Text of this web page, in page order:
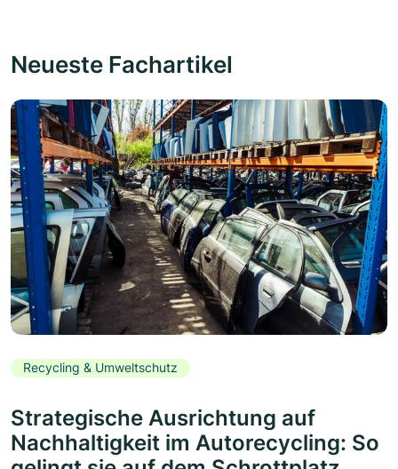
Neueste Fachartikel
Recycling & Umweltschutz
Strategische Ausrichtung auf
Nachhaltigkeit im Autorecycling: So